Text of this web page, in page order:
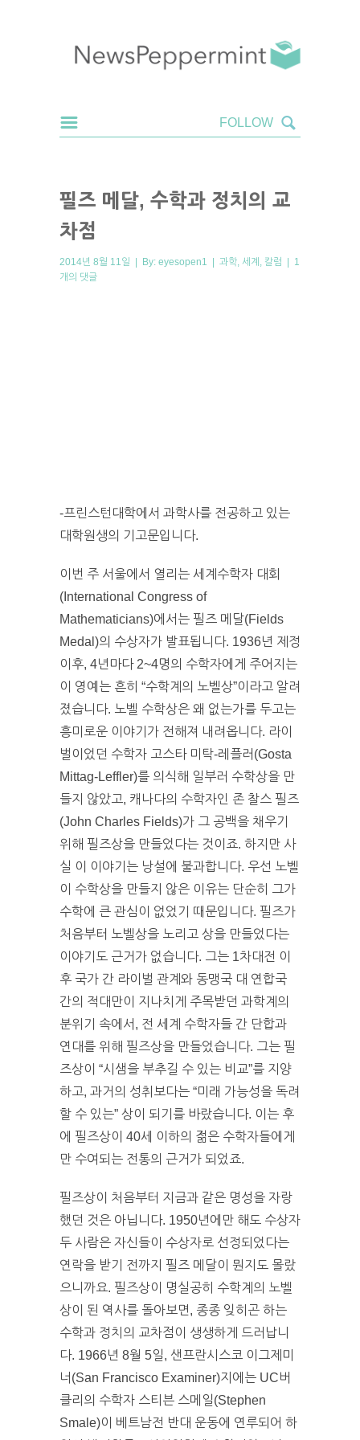
필즈 메달, 수학과 정치의 교
차점
2014년 8월 11일 | By: eyesopen1 | 과학 세계 칼럼 | 1
개의 댓글
-프린스턴대학에서 과학사를 전공하고 있는
대학원생의 기고문입니다.
이번 주 서울에서 열리는 세계수학자 대회
(International Congress of
Mathematicians)에서는 필즈 메달(Fields
Medal)의 수상자가 발표됩니다. 1936년 제정
이후, 4년마다 2~4명의 수학자에게 주어지는
이 영예는 흔히 “수학계의 노벨상”이라고 알려
졌습니다. 노벨 수학상은 왜 없는가를 두고는
흥미로운 이야기가 전해져 내려옵니다. 라이
벌이었던 수학자 고스타 미탁-레플러(Gosta
Mittag-Leffler)를 의식해 일부러 수학상을 만
들지 않았고, 캐나다의 수학자인 존 찰스 필즈
(John Charles Fields)가 그 공백을 채우기
위해 필즈상을 만들었다는 것이죠. 하지만 사
실 이 이야기는 낭설에 불과합니다. 우선 노벨
이 수학상을 만들지 않은 이유는 단순히 그가
수학에 큰 관심이 없었기 때문입니다. 필즈가
처음부터 노벨상을 노리고 상을 만들었다는
이야기도 근거가 없습니다. 그는 1차대전 이
후 국가 간 라이벌 관계와 동맹국 대 연합국
간의 적대만이 지나치게 주목받던 과학계의
분위기 속에서, 전 세계 수학자들 간 단합과
연대를 위해 필즈상을 만들었습니다. 그는 필
즈상이 “시샘을 부추길 수 있는 비교”를 지양
하고, 과거의 성취보다는 “미래 가능성을 독려
할 수 있는” 상이 되기를 바랐습니다. 이는 후
에 필즈상이 40세 이하의 젊은 수학자들에게
만 수여되는 전통의 근거가 되었죠.
필즈상이 처음부터 지금과 같은 명성을 자랑
했던 것은 아닙니다. 1950년에만 해도 수상자
두 사람은 자신들이 수상자로 선정되었다는
연락을 받기 전까지 필즈 메달이 뭔지도 몰랐
으니까요. 필즈상이 명실공히 수학계의 노벨
상이 된 역사를 돌아보면, 종종 잊히곤 하는
수학과 정치의 교차점이 생생하게 드러납니
다. 1966년 8월 5일, 샌프란시스코 이그제미
너(San Francisco Examiner)지에는 UC버
클리의 수학자 스티븐 스메일(Stephen
Smale)이 베트남전 반대 운동에 연루되어 하